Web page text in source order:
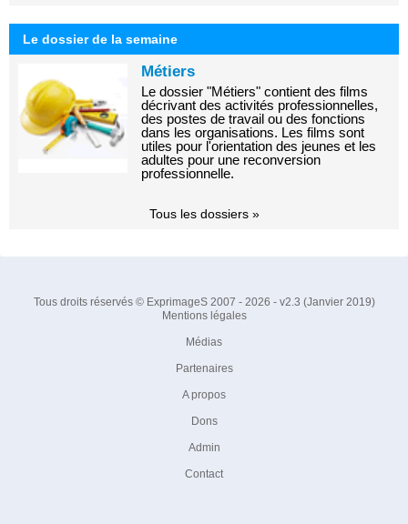
Le dossier de la semaine
Métiers
Le dossier "Métiers" contient des films
décrivant des activités professionnelles,
des postes de travail ou des fonctions
dans les organisations. Les films sont
utiles pour l'orientation des jeunes et les
adultes pour une reconversion
professionnelle.
Tous les dossiers »
Tous droits réservés © ExprimageS 2007 - 2026 - v2.3 (Janvier 2019)
Mentions légales
Médias
Partenaires
A propos
Dons
Admin
Contact